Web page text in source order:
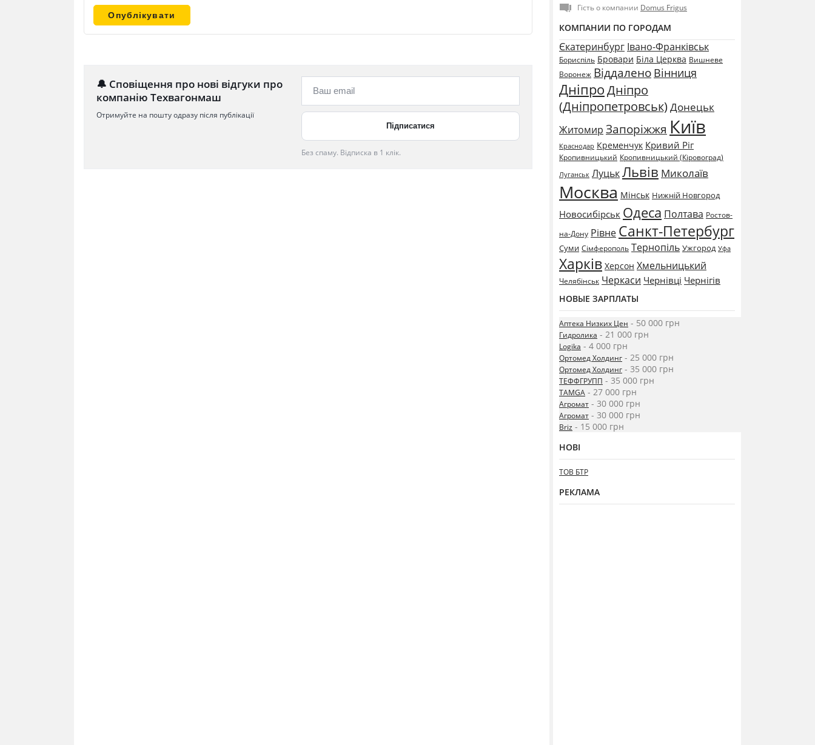
🔔 Сповіщення про нові відгуки про
компанію Техвагонмаш
Отримуйте на пошту одразу після публікації
Без спаму. Відписка в 1 клік.
Гість о компании Domus Frigus
КОМПАНИИ ПО ГОРОДАМ
Єкатеринбург Івано-Франківськ
Бориспіль Бровари Біла Церква Вишневе
Воронеж Віддалено Вінниця
ДніпроДніпро
(Дніпропетровськ) Донецьк
Житомир Запоріжжя Київ
Краснодар Кременчук Кривий Ріг
Кропивницький Кропивницький (Кіровоград)
Луганськ ЛуцькЛьвів Миколаїв
Москва Мінськ Нижній Новгород
Новосибірськ Одеса Полтава Ростов-
на-Дону Рівне Санкт-Петербург
Суми Сімферополь Тернопіль Ужгород Уфа
Харків Херсон Хмельницький
Челябінськ Черкаси Чернівці Чернігів
НОВЫЕ ЗАРПЛАТЫ
Аптека Низких Цен - 50 000 грн
Гидролика - 21 000 грн
Logika - 4 000 грн
Ортомед Холдинг - 25 000 грн
Ортомед Холдинг - 35 000 грн
ТЕФФГРУПП - 35 000 грн
TAMGA - 27 000 грн
Агромат - 30 000 грн
Агромат - 30 000 грн
Briz - 15 000 грн
НОВІ
ТОВ БТР
РЕКЛАМА